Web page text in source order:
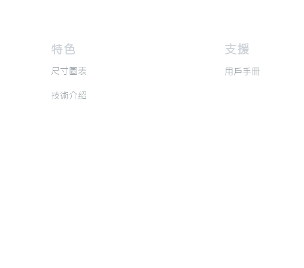
​特色
​尺寸圖表
​技術介紹
​支援
​用戶手冊